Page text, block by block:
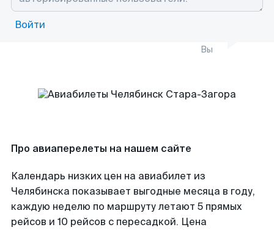
Войти
Вы
Про авиаперелеты на нашем сайте
Календарь низких цен на авиабилет из
Челябинска показывает выгодные месяца в году,
каждую неделю по маршруту летают 5 прямых
рейсов и 10 рейсов с пересадкой. Цена